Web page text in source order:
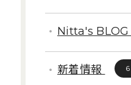
Nitta's BLOG
新着情報 6